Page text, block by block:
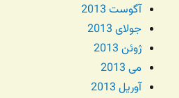
آگوست 2013
جولای 2013
ژوئن 2013
می 2013
آوریل 2013